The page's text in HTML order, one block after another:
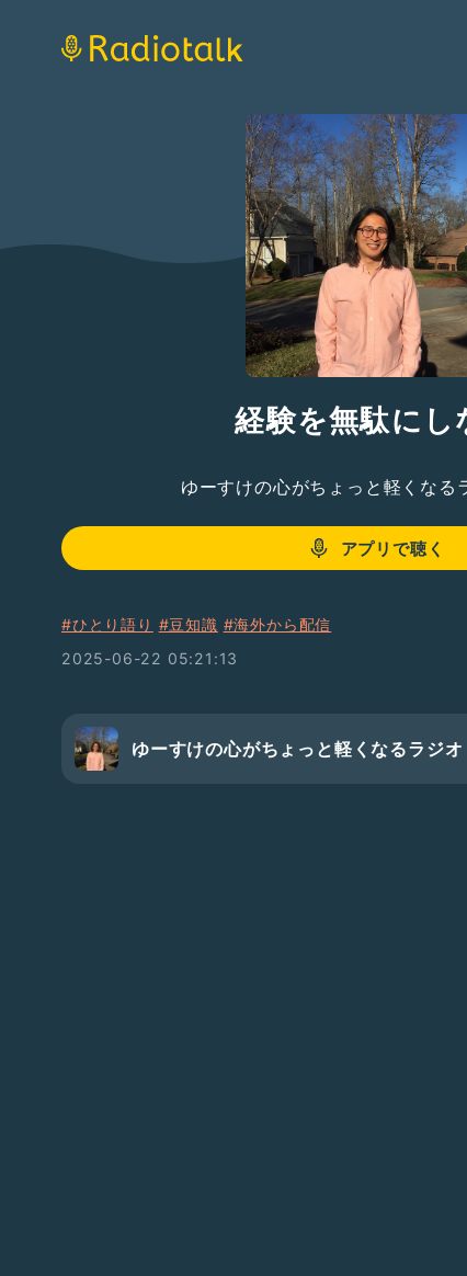
経験を無駄にし
ゆーすけの心がちょっと軽くなる
アプリで聴く
#ひとり語り #豆知識 #海外から配信
2025-06-22 05:21:13
ゆーすけの心がちょっと軽くなるラジオ